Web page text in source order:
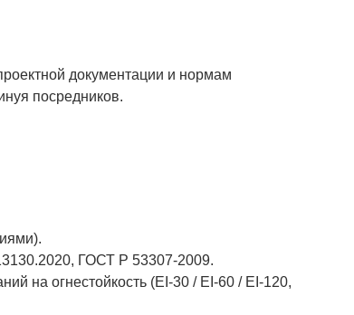
документации и нормам
посредников.
ГОСТ Р 53307-2009.
на огнестойкость (EI-30 / EI-60 / EI-120,